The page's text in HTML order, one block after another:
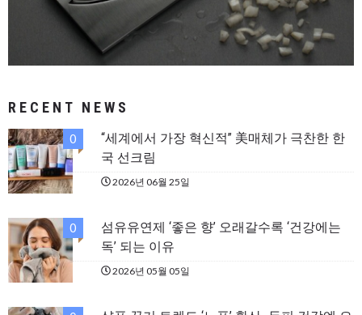
RECENT NEWS
0
“세계에서 가장 혁신적” 美매체가 극찬한 한
국 선크림
2026년 06월 25일
0
섬유유연제 ‘좋은 향’ 오래갈수록 ‘건강에는
독’ 되는 이유
2026년 05월 05일